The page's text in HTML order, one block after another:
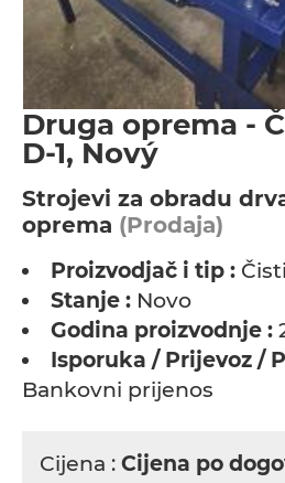
Druga oprema -
D-1, Nový
Strojevi za obradu
oprema (Prodaja)
Proizvodjač i tip :
Stanje : Novo
Godina proizvodnje :
Isporuka / Prijevoz /
Bankovni prijenos
Cijena : Cijena po